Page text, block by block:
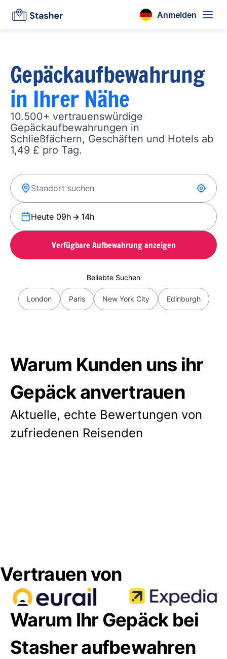
Anmelden
Gepäckaufbewahrung
in Ihrer Nähe
10.500+ vertrauenswürdige
Gepäckaufbewahrungen in
Schließfächern, Geschäften und Hotels ab
1,49 £ pro Tag.
Heute 09h 14h
Verfügbare Aufbewahrung anzeigen
Beliebte Suchen
London Paris New York City Edinburgh
Warum Kunden uns ihr
Gepäck anvertrauen
Aktuelle, echte Bewertungen von
zufriedenen Reisenden
Vertrauen von
Warum Ihr Gepäck bei
Stasher aufbewahren